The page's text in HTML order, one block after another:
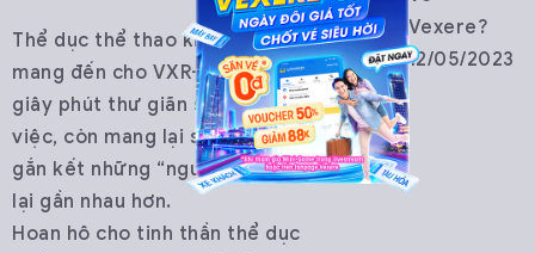
Thể dục thể thao không những
mang đến cho VXR-er những
giây phút thư giãn sau giờ làm
việc, còn mang lại sức khỏe và
gắn kết những “người anh em”
lại gần nhau hơn.
Hoan hô cho tinh thần thể dục
Vexere?
12/05/2023